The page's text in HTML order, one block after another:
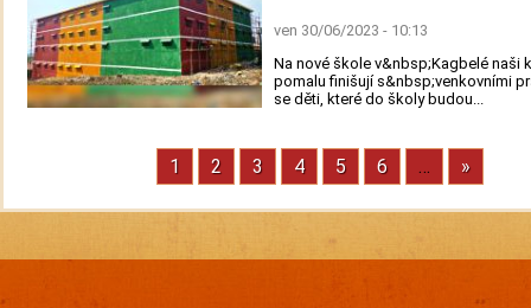
ven 30/06/2023 - 10:13
Na nové škole v&nbsp;Kagbelé naši
pomalu finišují s&nbsp;venkovními
se děti, které do školy budou...
Stránka
1 Stránka
2 Stránka
3 Stránka
4 Stránka
5 Stránka
6 …
Next
page
»